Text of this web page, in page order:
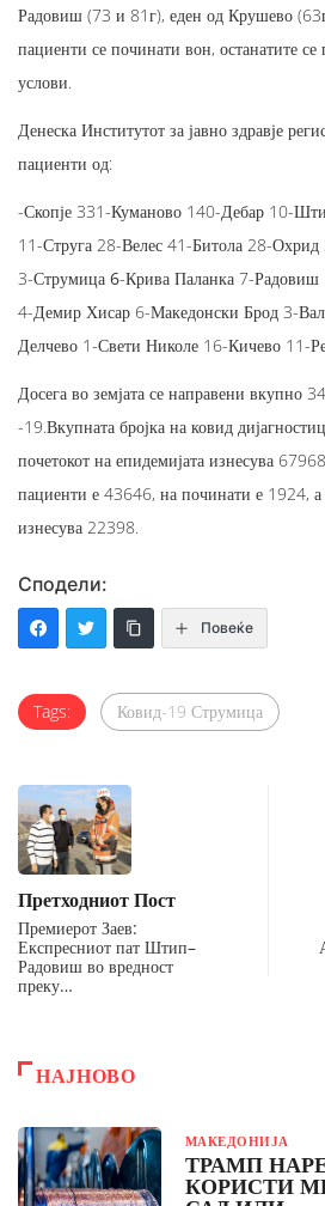
Радовиш (73 и 81г), еден од Крушево
пациенти се починати вон, останатите
услови.
Денеска Институтот за јавно здравје
пациенти од:
-Скопје 331-Куманово 140-Дебар 10-
11-Струга 28-Велес 41-Битола 28-Охрид
3-Струмица 6-Крива Паланка 7-
4-Демир Хисар 6-Македонски Брод 3-
Делчево 1-Свети Николе 16-Кичево 11-
Досега во земјата се направени вкупно
-19.Вкупната бројка на ковид
почетокот на епидемијата изнесува
пациенти е 43646, на починати е 1924, а
изнесува 22398.
Сподели:
Повеќе
Tags: Ковид-19 Струмица
Претходниот Пост
Премиерот Заев:
Експресниот пат Штип–
Радовиш во вредност
преку…
НАЈНОВО
МАКЕДОНИЈА
ТРАМП
КОРИСТИ